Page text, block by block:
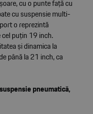
cu o punte față cu
cu suspensie multi-
o reprezintă
puțin 19 inch.
și dinamica la
până la 21 inch, ca
pneumatică,